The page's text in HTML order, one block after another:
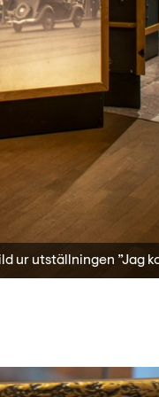
ur utställningen ”Jag